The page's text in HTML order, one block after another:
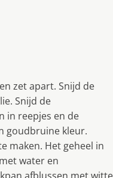
zet apart. Snijd de
Snijd de
in reepjes en de
goudbruine kleur.
maken. Het geheel in
water en